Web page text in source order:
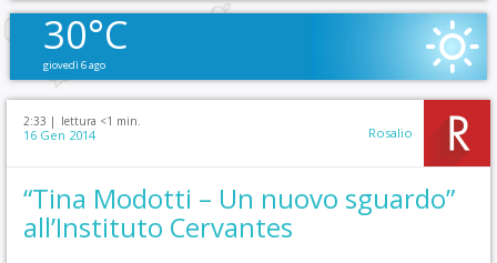
30°C
giovedì 6 ago
2:33 | lettura <1 min.
16 Gen 2014 Rosalio
“Tina Modotti – Un nuovo sguardo”
all’Instituto Cervantes